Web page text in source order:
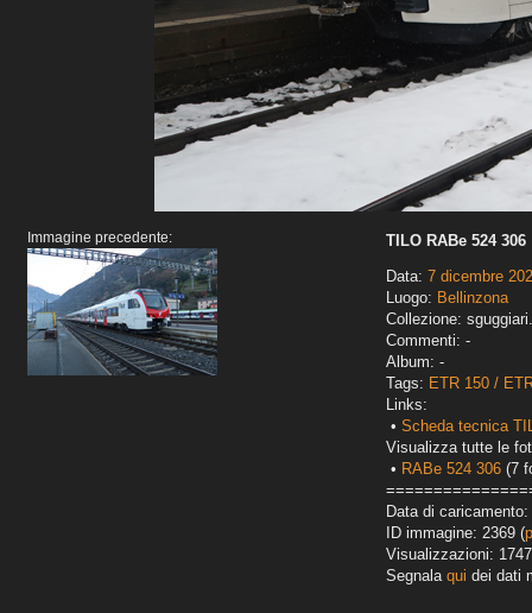
Immagine precedente:
TILO RABe 524 306
Data: 7 dicembre
Luogo: Bellinzona
Collezione:
Commenti: -
Album: -
Tags: ETR 150 /
Links:
• Scheda tecnica
Visualizza tutte le
• RABe 524 306 (7
Data di
ID immagine: 2369 (
Visualizzazioni: 1747
Segnala qui dei dati